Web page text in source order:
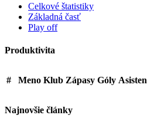
Celkové štatistiky
Základná časť
Play off
Produktivita
# Meno Klub Zápasy Góly
Najnovšie články